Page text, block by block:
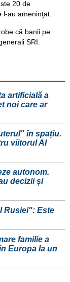
20 de
au ameninţat.
că banii pe
SRI.
artificială a
noi care ar
în spațiu.
viitorul AI
autonom.
decizii și
Rusiei": Este
familie a
Europa la un